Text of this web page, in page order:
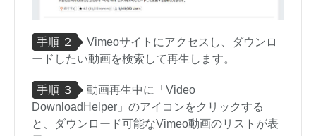
手順 ２
Vimeoサイトにアクセスし、ダウンロ
ードしたい動画を検索して再生します。
手順 ３
動画再生中に「Video
DownloadHelper」のアイコンをクリックする
と、ダウンロード可能なVimeo動画のリストが表